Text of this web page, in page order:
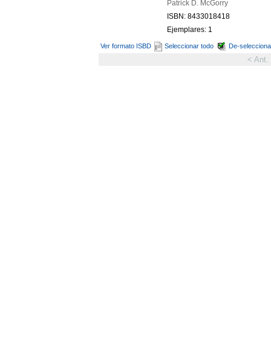
Patrick D. McGorry
ISBN: 8433018418
Ejemplares: 1
Ver formato ISBD Seleccionar todo De-
< Ant.